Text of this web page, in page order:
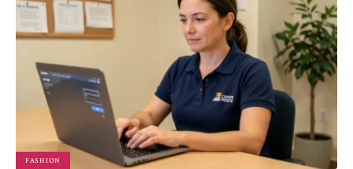
FASHION